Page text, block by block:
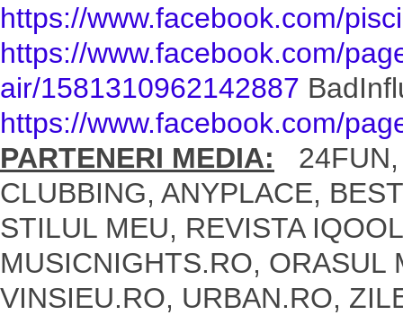
https://www.facebook.com/
https://www.facebook.com/
air/1581310962142887
https://www.facebook.com/
PARTENERI MEDIA: 24FUN,
CLUBBING, ANYPLACE,
STILUL MEU, REVISTA
MUSICNIGHTS.RO, ORASUL
VINSIEU.RO, URBAN.RO,